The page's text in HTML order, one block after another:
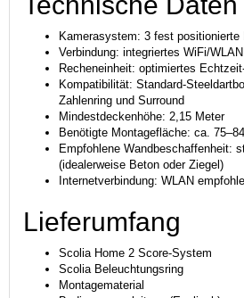
Kamerasystem: 3 fest positionierte
Verbindung: integriertes WiFi/WLAN
Recheneinheit: optimiertes
Kompatibilität: Standard-
Zahlenring und Surround
Mindestdeckenhöhe: 2,15 Meter
Benötigte Montagefläche: ca.
Empfohlene Wandbeschaffenheit:
(idealerweise Beton oder Ziegel)
Internetverbindung: WLAN
Lieferumfang
Scolia Home 2 Score-System
Scolia Beleuchtungsring
Montagematerial